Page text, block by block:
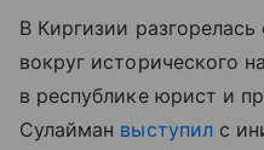
В Киргизии
вокруг исторического
в республике юрист и
Сулайман выступилс